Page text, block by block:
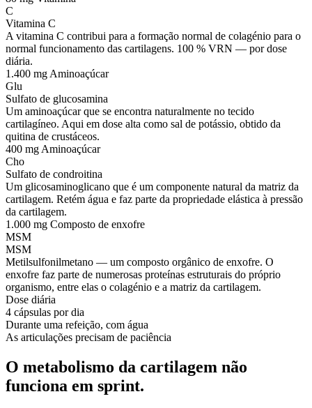
C
Vitamina C
A vitamina C contribui para a formação normal de colagénio para o
normal funcionamento das cartilagens. 100 % VRN — por dose
diária.
1.400 mg Aminoaçúcar
Glu
Sulfato de glucosamina
Um aminoaçúcar que se encontra naturalmente no tecido
cartilagíneo. Aqui em dose alta como sal de potássio, obtido da
quitina de crustáceos.
400 mg Aminoaçúcar
Cho
Sulfato de condroitina
Um glicosaminoglicano que é um componente natural da matriz da
cartilagem. Retém água e faz parte da propriedade elástica à pressão
da cartilagem.
1.000 mg Composto de enxofre
MSM
MSM
Metilsulfonilmetano — um composto orgânico de enxofre. O
enxofre faz parte de numerosas proteínas estruturais do próprio
organismo, entre elas o colagénio e a matriz da cartilagem.
Dose diária
4 cápsulas por dia
Durante uma refeição, com água
As articulações precisam de paciência
O metabolismo da cartilagem não
funciona em sprint.